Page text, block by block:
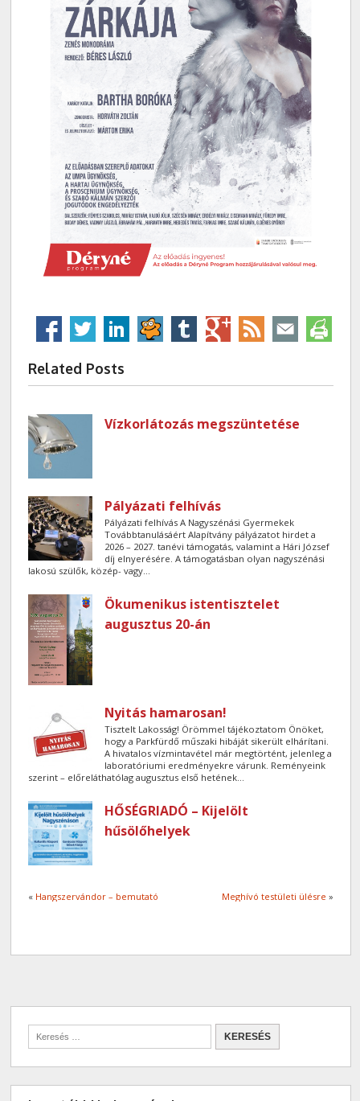
Related Posts
Vízkorlátozás megszüntetése
Pályázati felhívás
Pályázati felhívás A Nagyszénási Gyermekek
Továbbtanulásáért Alapítvány pályázatot hirdet a
2026 – 2027. tanévi támogatás, valamint a Hári József
díj elnyerésére. A támogatásban olyan nagyszénási
lakosú szülők, közép- vagy...
Ökumenikus istentisztelet
augusztus 20-án
Nyitás hamarosan!
Tisztelt Lakosság! Örömmel tájékoztatom Önöket,
hogy a Parkfürdő műszaki hibáját sikerült elhárítani.
A hivatalos vízmintavétel már megtörtént, jelenleg a
laboratóriumi eredményekre várunk. Reményeink
szerint – előreláthatólag augusztus első hetének...
HŐSÉGRIADÓ – Kijelölt
hűsölőhelyek
« Hangszervándor – bemutató Meghívó testületi ülésre »